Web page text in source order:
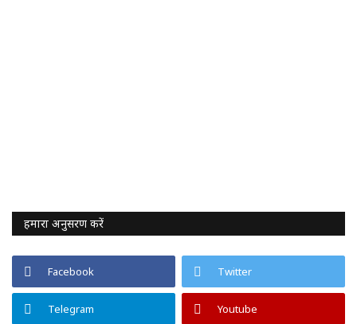
हमारा अनुसरण करें
Facebook Twitter
Telegram Youtube